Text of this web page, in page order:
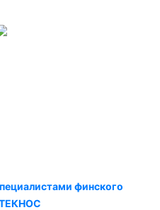
финского